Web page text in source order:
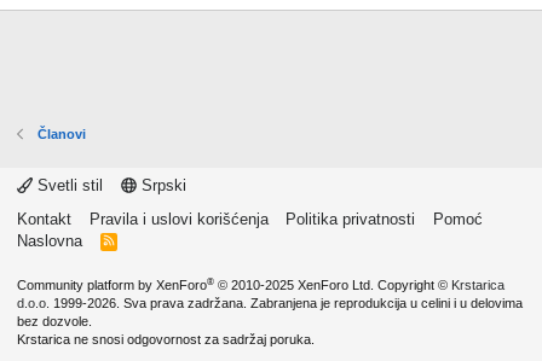
Članovi
Svetli stil
Srpski
Kontakt
Pravila i uslovi korišćenja Politika privatnosti
Pomoć
Naslovna
R
Community platform by XenForo® © 2010-2025 XenForo Ltd. Copyright © Krstarica
d.o.o. 1999-2026. Sva prava zadržana. Zabranjena je reprodukcija u celini i u delovima
bez dozvole.
Krstarica ne snosi odgovornost za sadržaj poruka.